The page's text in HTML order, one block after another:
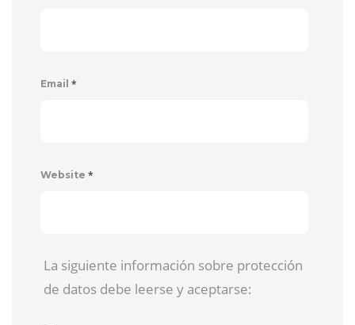
Email *
Website *
La siguiente información sobre protección
de datos debe leerse y aceptarse: